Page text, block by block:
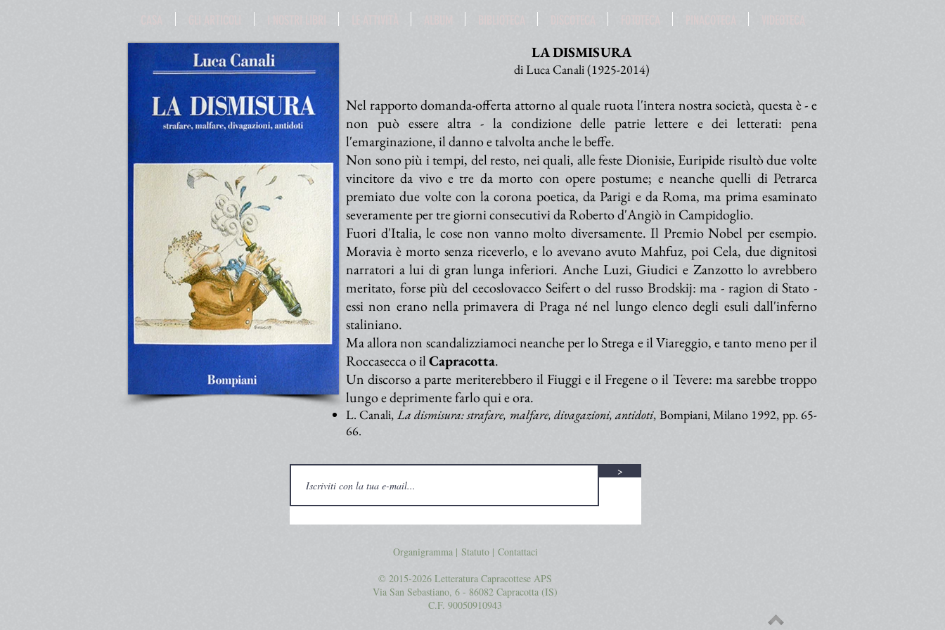
LA DISMISURA
di Luca Canali (1925-2014)
Nel rapporto domanda-offerta attorno al quale ruota l'intera nostra società, questa è - e
non può essere altra - la condizione delle patrie lettere e dei letterati: pena
l'emarginazione, il danno e talvolta anche le beffe.
Non sono più i tempi, del resto, nei quali, alle feste Dionisie, Euripide risultò due volte
vincitore da vivo e tre da morto con opere postume; e neanche quelli di Petrarca
premiato due volte con la corona poetica, da Parigi e da Roma, ma prima esaminato
severamente per tre giorni consecutivi da Roberto d'Angiò in Campidoglio.
Fuori d'Italia, le cose non vanno molto diversamente. Il Premio Nobel per esempio.
Moravia è morto senza riceverlo, e lo avevano avuto Mahfuz, poi Cela, due dignitosi
narratori a lui di gran lunga inferiori. Anche Luzi, Giudici e Zanzotto lo avrebbero
meritato, forse più del cecoslovacco Seifert o del russo Brodskij: ma - ragion di Stato -
essi non erano nella primavera di Praga né nel lungo elenco degli esuli dall'inferno
staliniano.
Ma allora non scandalizziamoci neanche per lo Strega e il Viareggio, e tanto meno per il
Roccasecca o ilCapracotta.
Un discorso a parte meriterebbero il Fiuggi e il Fregene o il Tevere: ma sarebbe troppo
lungo e deprimente farlo qui e ora.
L. Canali, La dismisura: strafare, malfare, divagazioni, antidoti, Bompiani, Milano 1992, pp. 65-
66.
>
Organigramma | Statuto| Contattaci
© 2015-2026 Letteratura Capracottese APS
Via San Sebastiano, 6 - 86082 Capracotta (IS)
C.F. 90050910943